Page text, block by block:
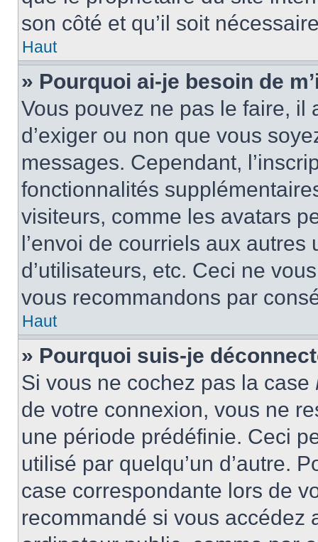
son côté et qu’il soit
Haut
» Pourquoi ai-je besoin de
Vous pouvez ne pas le faire, il
d’exiger ou non que vous
messages. Cependant,
fonctionnalités
visiteurs, comme les avatars
l’envoi de courriels aux
d’utilisateurs, etc. Ceci ne
vous recommandons par
Haut
» Pourquoi suis-je
Si vous ne cochez pas la case
de votre connexion, vous ne
une période prédéfinie. Ceci
utilisé par quelqu’un d’autre.
case correspondante lors de
recommandé si vous accédez